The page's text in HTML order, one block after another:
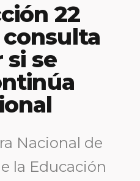
22
si se
Nacional de
la Educación